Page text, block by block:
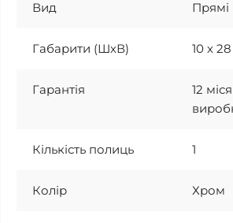
Вид Прямі
Габарити (ШхВ) 10 х 28
Гарантія
12
Кількість полиць 1
Колір Хром